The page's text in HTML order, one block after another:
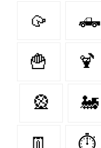
🥠 🛻
🍟 🍹
🎡 🚂